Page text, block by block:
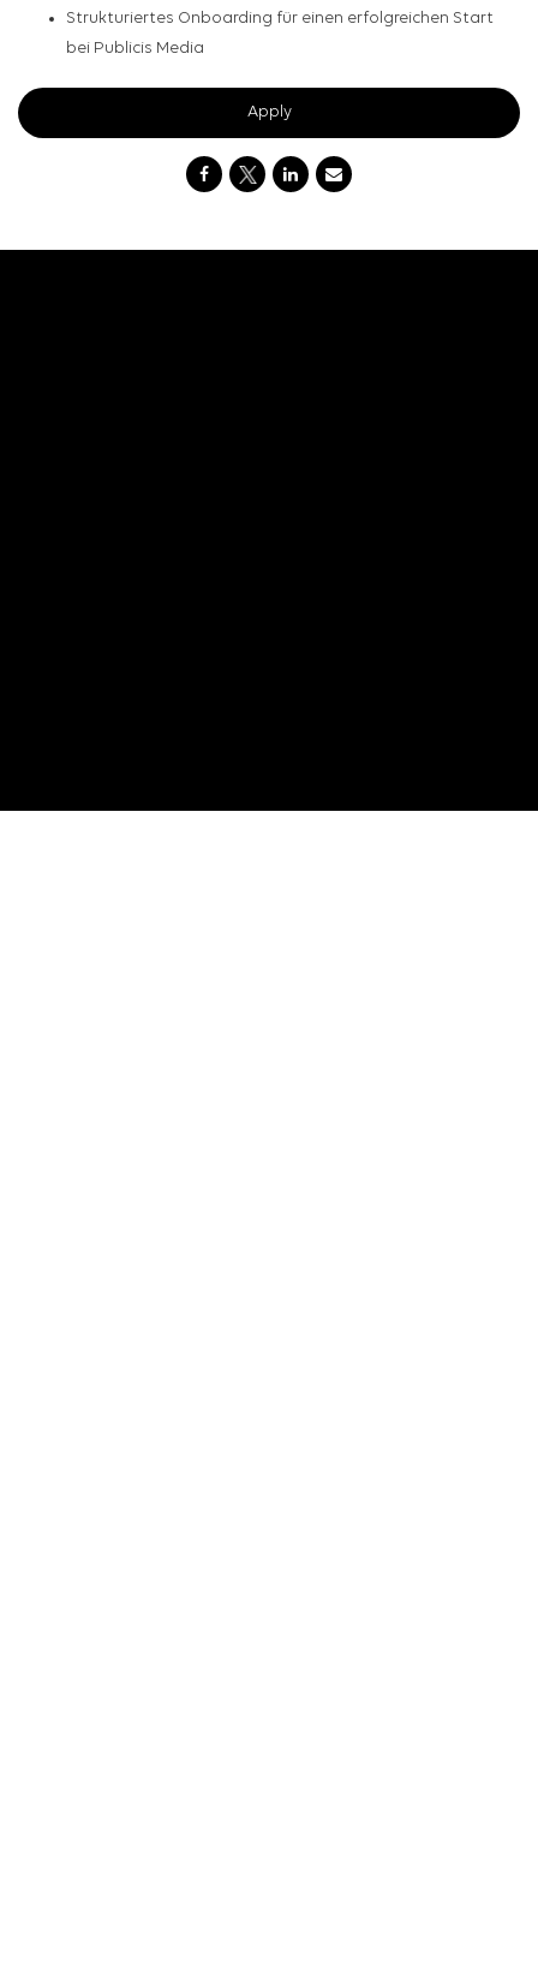
Strukturiertes Onboarding für einen erfolgreichen Start
bei Publicis Media
Apply